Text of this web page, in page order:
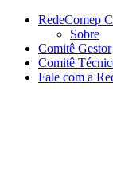
Página
Conteúdo principal
RedeComep
Sobre
Comitê Gestor
Comitê
Fale com a